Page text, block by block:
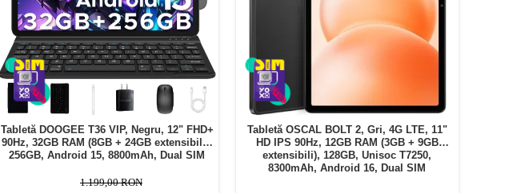
Tabletă DOOGEE T36 VIP, Negru, 12" FHD+
90Hz, 32GB RAM (8GB + 24GB extensibili),
256GB, Android 15, 8800mAh, Dual SIM
1.199,00 RON
Tabletă OSCAL BOLT 2, Gri, 4G LTE, 11"
HD IPS 90Hz, 12GB RAM (3GB + 9GB
extensibili), 128GB, Unisoc T7250,
8300mAh, Android 16, Dual SIM